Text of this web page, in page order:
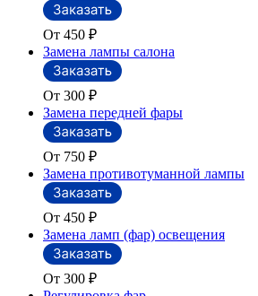
От 450 ₽
Замена лампы салона
От 300 ₽
Замена передней фары
От 750 ₽
Замена противотуманной лампы
От 450 ₽
Замена ламп (фар) освещения
От 300 ₽